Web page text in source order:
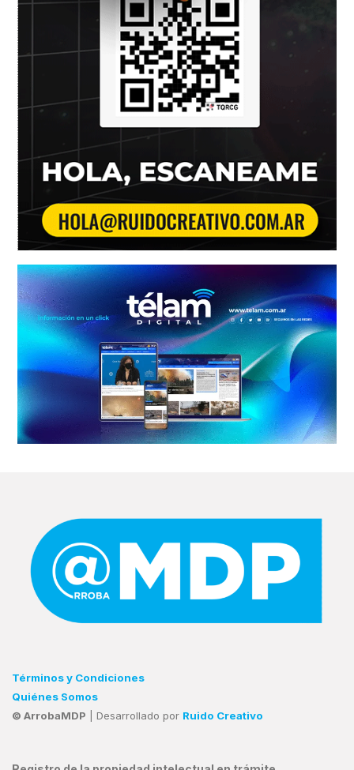
Términos y Condiciones
Quiénes Somos
© ArrobaMDP | Desarrollado por Ruido Creativo